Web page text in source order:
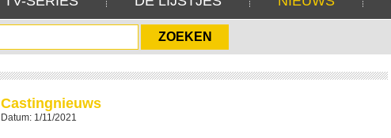
Castingnieuws
Datum: 1/11/2021